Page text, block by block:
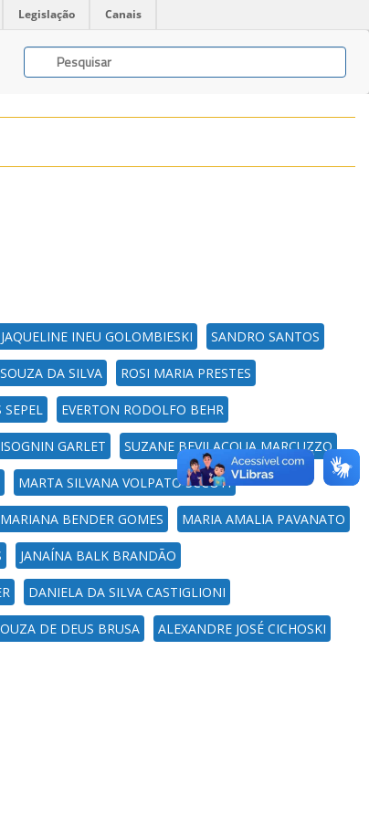
Legislação Canais
JAQUELINE INEU GOLOMBIESKI SANDRO SANTOS
DA SILVA ROSI MARIA PRESTES
EVERTON RODOLFO BEHR
GARLET SUZANE BEVILACQUA MARCUZZO
MARTA SILVANA VOLPATO SCCOTI
MARIANA BENDER GOMES MARIA AMALIA PAVANATO
JANAÍNA BALK BRANDÃO
DANIELA DA SILVA CASTIGLIONI
DE DEUS BRUSA ALEXANDRE JOSÉ CICHOSKI